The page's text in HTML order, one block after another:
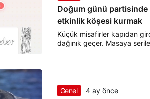
Doğum günü partisinde
etkinlik köşesi kurmak
Küçük misafirler kapıdan
dağınık geçer. Masaya
Genel 4 ay önce